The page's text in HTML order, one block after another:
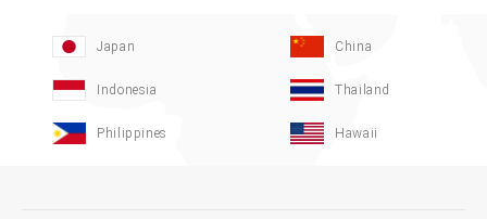
Japan China
Indonesia Thailand
Philippines Hawaii